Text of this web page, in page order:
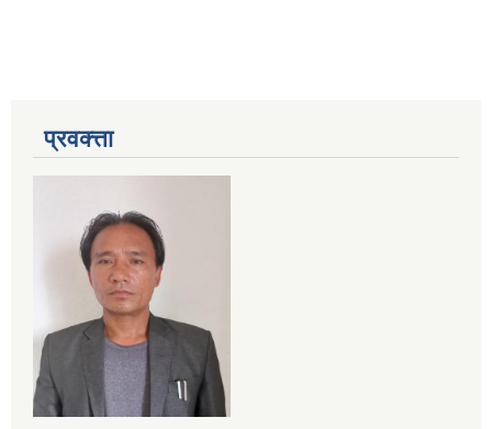
प्रवक्त्ता